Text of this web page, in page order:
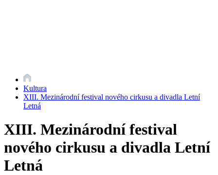
Kultura
XIII. Mezinárodní festival nového cirkusu a divadla Letní
Letná
XIII. Mezinárodní festival
nového cirkusu a divadla Letní
Letná